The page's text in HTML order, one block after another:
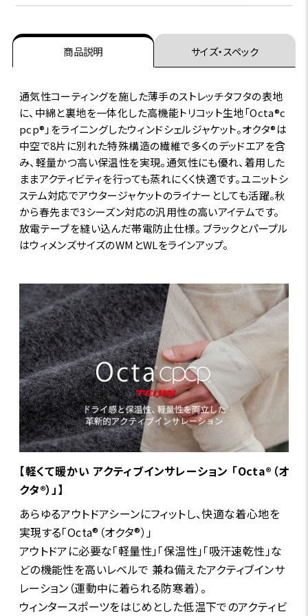
商品説明 サイズ・スペック
通気性コーティングを施した薄手のストレッチタフタの表地
に、中綿と裏地を一体化した高機能トリコット生地「Octa®c
pcp®」をライニングしたウィンドシェルジャケット。オクタ®は
中空で8片に別れた特殊構造の繊維で多くのデッドエアを含
み、軽量かつ高い保温性を実現。通気性にも優れ、着用した
ままアクティビティを行っても蒸れにくく快適です。ユニットシ
ステム対応でアウタージャケットのライナーとしても活躍。秋
から春先まで3シーズン対応の汎用性の高いアイテムです。
放電テープを縫い込んだ帯電防止仕様。 ブラックとパープル
はウィメンズサイズのWMとWLをラインアップ。
【軽くて暖かい アクティブインサレーション 「Octa®（オ
クタ®）」】
あらゆるアウトドアシーンにフィットし、快適な着心地を
実現する「Octa®（オクタ®）」
アウトドアに必要な「軽量性」「保温性」「吸汗速乾性」な
どの機能性を高いレベルで 兼ね備えたアクティブインサ
レーション（運動中に着られる防寒着）。
ウィンタースポーツをはじめとした低温下でのアクティビ